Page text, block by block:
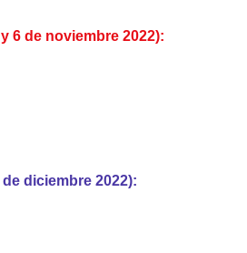
y 6 de noviembre 2022):
de diciembre 2022):